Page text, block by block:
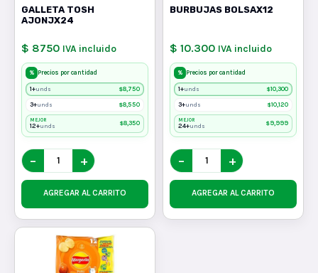
GALLETA TOSH
AJONJX24
$ 8750 IVA incluido
% Precios por cantidad
1+unds $8,750
3+unds $8,550
MEJOR
12+unds $8,350
− +
AGREGAR AL CARRITO
BURBUJAS BOLSAX12
$ 10.300 IVA incluido
% Precios por cantidad
1+unds $10,300
3+unds $10,120
MEJOR
24+unds $9,999
− +
AGREGAR AL CARRITO